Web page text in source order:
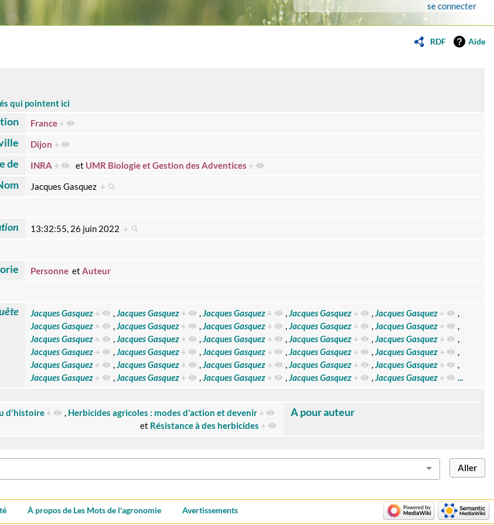
RDF Aide
qui pointent ici
France +
Dijon +
de INRA + et UMR Biologie et Gestion des Adventices +
Jacques Gasquez +
13:32:55, 26 juin 2022 +
Personne etAuteur
Jacques Gasquez + ,Jacques Gasquez + ,Jacques Gasquez + ,Jacques Gasquez + ,Jacques Gasquez +
,
Jacques Gasquez + ,Jacques Gasquez + ,Jacques Gasquez + ,Jacques Gasquez + ,Jacques Gasquez +
,
Jacques Gasquez + ,Jacques Gasquez + ,Jacques Gasquez + ,Jacques Gasquez + ,Jacques Gasquez +
,
Jacques Gasquez + ,Jacques Gasquez + ,Jacques Gasquez + ,Jacques Gasquez + ,Jacques Gasquez +
,
Jacques Gasquez + ,Jacques Gasquez + ,Jacques Gasquez + ,Jacques Gasquez + ,Jacques Gasquez +
,
Jacques Gasquez + ,Jacques Gasquez + ,Jacques Gasquez + ,Jacques Gasquez + ,Jacques Gasquez + ...
d'histoire + , Herbicides agricoles : modes d'action et devenir +
et Résistance à des herbicides +
A pour auteur
se connecter
À propos de Les Mots de l'agronomie Avertissements